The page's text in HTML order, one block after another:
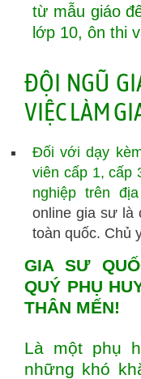
từ mẫu giáo
lớp 10, ôn thi
ĐỘI NGŨ
VIỆC LÀM
Đối với dạy
viên cấp 1, cấp
nghiệp trên
online gia sư là
toàn quốc. Chủ
GIA SƯ
QUÝ PHỤ
THÂN MẾN!
Là một phụ
những khó